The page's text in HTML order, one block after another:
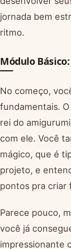
jornada bem
ritmo.
Módulo
No começo,
fundamentais.
rei do
com ele. Você
mágico, que é
projeto, e
pontos pra criar
Parece pouco,
você já
impressionante